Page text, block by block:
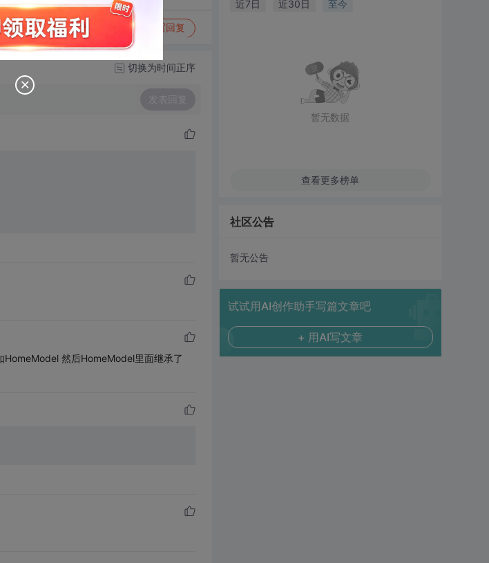
写回复
切换为时间正序
发表回复
然后HomeModel里面继承了
近7日 近30日 至今
暂无数据
查看更多榜单
社区公告
暂无公告
试试用AI创作助手写篇文章吧
+ 用AI写文章